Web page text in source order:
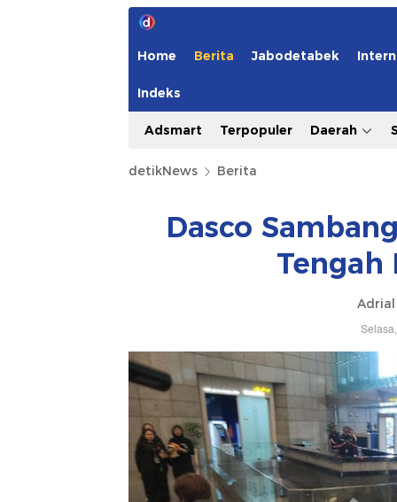
Home Berita Jabodetabek
Indeks
Adsmart Terpopuler Daerah
detikNews Berita
Dasco
Tengah
Adrial